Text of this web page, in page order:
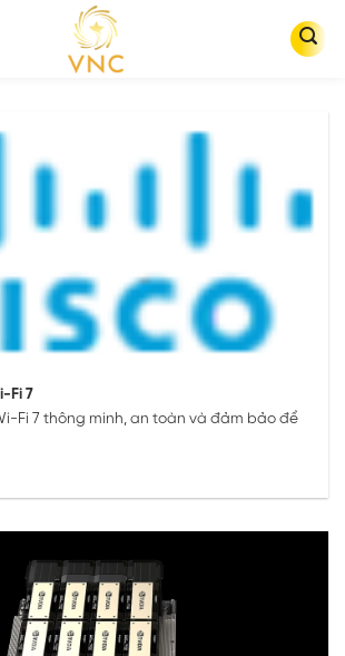
Fi 7
Fi 7 thông minh, an toàn và đảm bảo để